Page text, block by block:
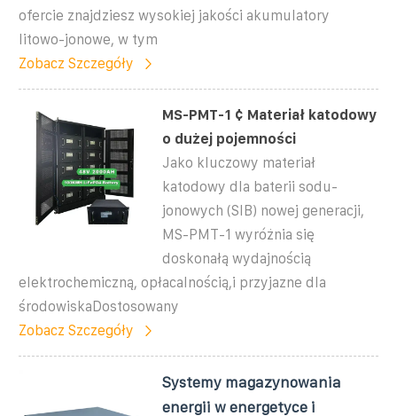
ofercie znajdziesz wysokiej jakości akumulatory
litowo-jonowe, w tym
Zobacz Szczegóły
MS-PMT-1 ¢ Materiał katodowy
o dużej pojemności
Jako kluczowy materiał
katodowy dla baterii sodu-
jonowych (SIB) nowej generacji,
MS-PMT-1 wyróżnia się
doskonałą wydajnością
elektrochemiczną, opłacalnością,i przyjazne dla
środowiskaDostosowany
Zobacz Szczegóły
Systemy magazynowania
energii w energetyce i